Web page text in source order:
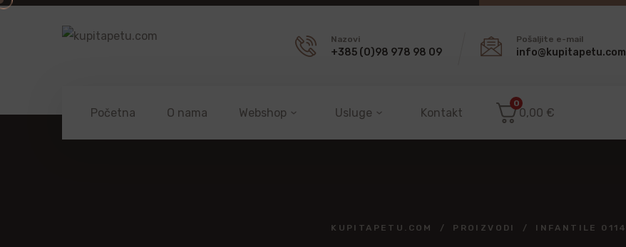
Nazovi
+385 (0)98 978 98 09
Pošaljite e-mail
info@kupitapetu.com
Početna O nama Webshop Usluge Kontakt
0
0,00 €
KUPITAPETU.COM PROIZVODI INFANTILE 0114